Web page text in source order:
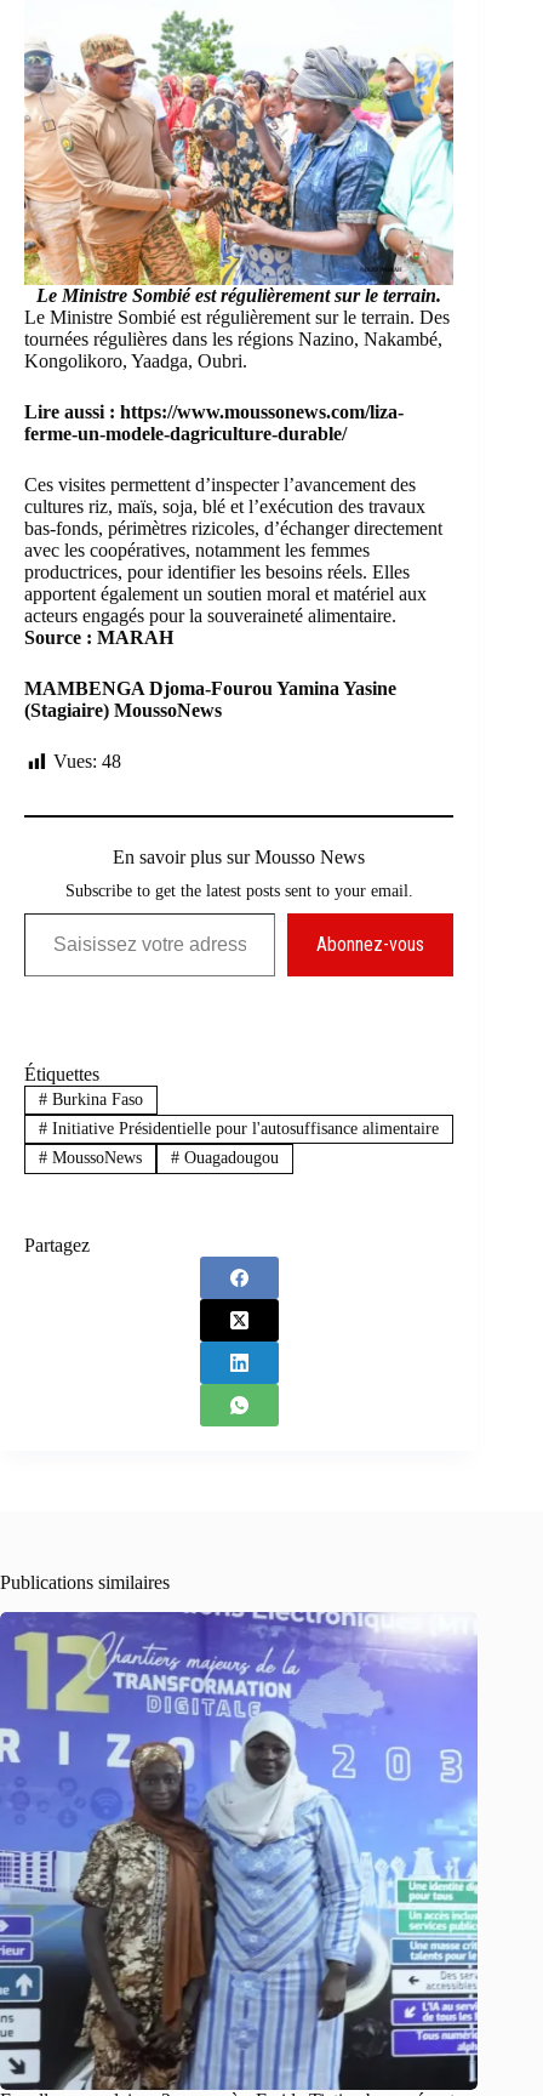
Le Ministre Sombié est régulièrement sur le terrain.
Le Ministre Sombié est régulièrement sur le terrain. Des
tournées régulières dans les régions Nazino, Nakambé,
Kongolikoro, Yaadga, Oubri.
Lire aussi : https://www.moussonews.com/liza-
ferme-un-modele-dagriculture-durable/
Ces visites permettent d’inspecter l’avancement des
cultures riz, maïs, soja, blé et l’exécution des travaux
bas-fonds, périmètres rizicoles, d’échanger directement
avec les coopératives, notamment les femmes
productrices, pour identifier les besoins réels. Elles
apportent également un soutien moral et matériel aux
acteurs engagés pour la souveraineté alimentaire.
Source : MARAH
MAMBENGA Djoma-Fourou Yamina Yasine
(Stagiaire) MoussoNews
Vues: 48
En savoir plus sur Mousso News
Subscribe to get the latest posts sent to your email.
Saisissez votre adresse e-mail…
Abonnez-vous
Étiquettes
#Burkina Faso
#Initiative Présidentielle pour l'autosuffisance alimentaire
#MoussoNews #Ouagadougou
Partagez
Publications similaires